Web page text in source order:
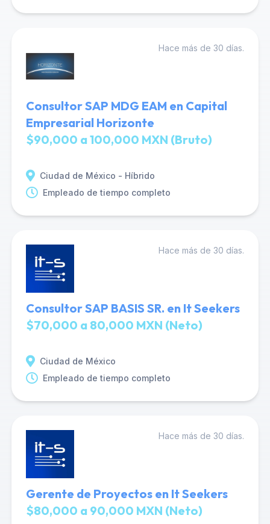
Hace más de 30 días.
Consultor SAP MDG EAM en Capital
Empresarial Horizonte
$90,000 a 100,000 MXN (Bruto)
Ciudad de México - Híbrido
Empleado de tiempo completo
Hace más de 30 días.
Consultor SAP BASIS SR. en It Seekers
$70,000 a 80,000 MXN (Neto)
Ciudad de México
Empleado de tiempo completo
Hace más de 30 días.
Gerente de Proyectos en It Seekers
$80,000 a 90,000 MXN (Neto)